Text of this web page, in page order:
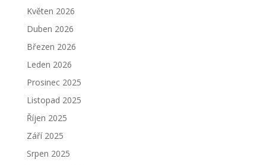
Květen 2026
Duben 2026
Březen 2026
Leden 2026
Prosinec 2025
Listopad 2025
Říjen 2025
Září 2025
Srpen 2025